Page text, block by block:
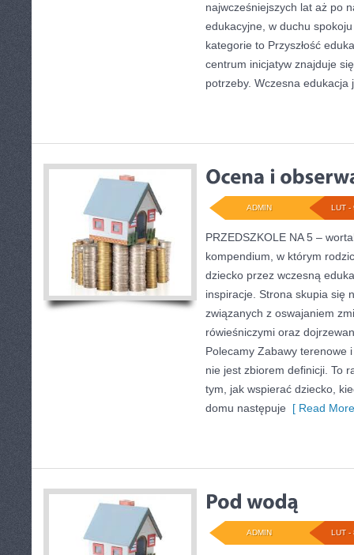
najwcześniejszych lat aż po
edukacyjne, w duchu
kategorie to Przyszłość
centrum inicjatyw znajduje
potrzeby. Wczesna edukacja
LUT -
ADMIN
PRZEDSZKOLE NA 5 –
kompendium, w którym
dziecko przez wczesną
inspiracje. Strona skupia się
związanych z oswajaniem
rówieśniczymi oraz
Polecamy Zabawy terenowe
nie jest zbiorem definicji. To
tym, jak wspierać dziecko,
domu następuje [ Read
LUT -
ADMIN